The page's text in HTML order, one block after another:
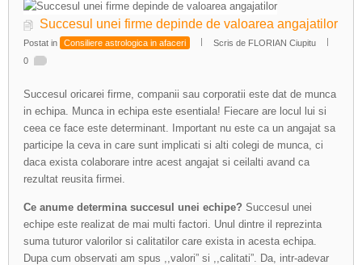
Succesul unei firme depinde de valoarea angajatilor
Postat in Consiliere astrologica in afaceri
Scris de FLORIAN Ciupitu
0
Succesul oricarei firme, companii sau corporatii este dat de munca
in echipa. Munca in echipa este esentiala! Fiecare are locul lui si
ceea ce face este determinant. Important nu este ca un angajat sa
participe la ceva in care sunt implicati si alti colegi de munca, ci
daca exista colaborare intre acest angajat si ceilalti avand ca
rezultat reusita firmei.
Ce anume determina succesul unei echipe? Succesul unei
echipe este realizat de mai multi factori. Unul dintre il reprezinta
suma tuturor valorilor si calitatilor care exista in acesta echipa.
Dupa cum observati am spus ,,valori” si ,,calitati”. Da, intr-adevar